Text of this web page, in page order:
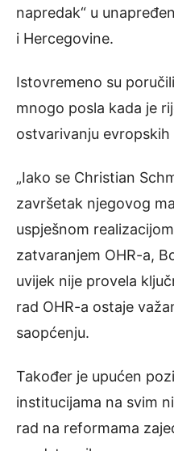
napredak“ u
i Hercegovine.
Istovremeno su
mnogo posla kada je
ostvarivanju
„Iako se Christian
završetak njegovog
uspješnom
zatvaranjem OHR-a,
uvijek nije provela
rad OHR-a ostaje
saopćenju.
Također je upućen
institucijama na svim
rad na reformama